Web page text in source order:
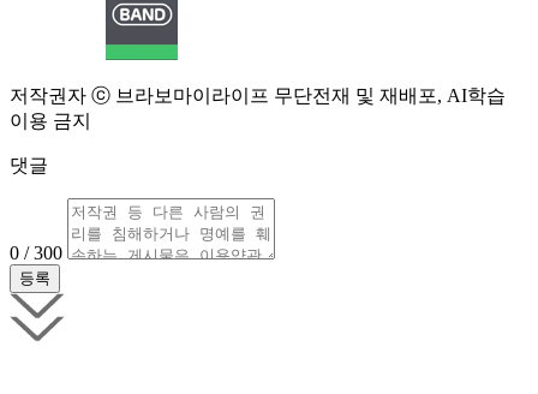
저작권자 ⓒ 브라보마이라이프 무단전재 및 재배포, AI학습
이용 금지
댓글
0 / 300